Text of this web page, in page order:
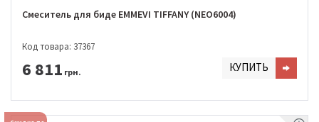
Смеситель для биде EMMEVI TIFFANY (NEO6004)
Код товара: 37367
6 811 грн. КУПИТЬ